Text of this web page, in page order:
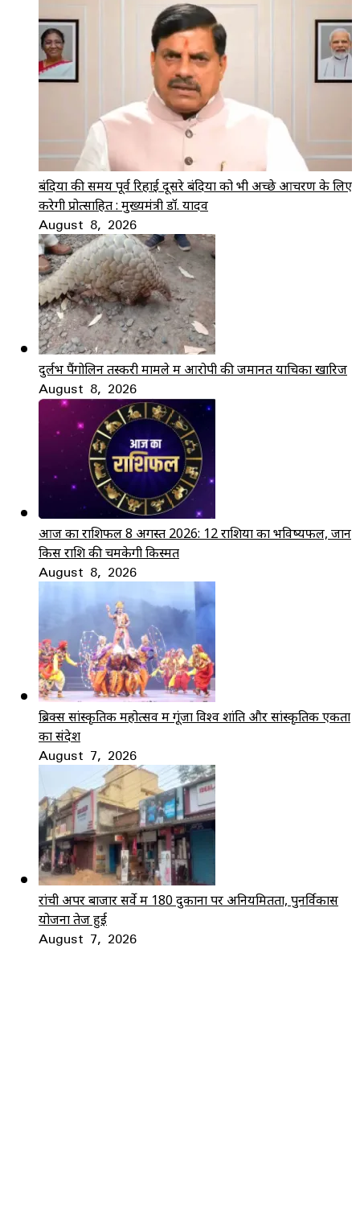
बंदियों की समय पूर्व रिहाई दूसरे बंदियों को भी अच्छे आचरण के लिए
करेगी प्रोत्साहित : मुख्यमंत्री डॉ. यादव
August 8, 2026
दुर्लभ पैंगोलिन तस्करी मामले में आरोपी की जमानत याचिका खारिज
August 8, 2026
आज का राशिफल 8 अगस्त 2026: 12 राशियों का भविष्यफल, जानें
किस राशि की चमकेगी किस्मत
August 8, 2026
ब्रिक्स सांस्कृतिक महोत्सव में गूंजा विश्व शांति और सांस्कृतिक एकता
का संदेश
August 7, 2026
रांची अपर बाजार सर्वे में 180 दुकानों पर अनियमितता, पुनर्विकास
योजना तेज हुई
August 7, 2026